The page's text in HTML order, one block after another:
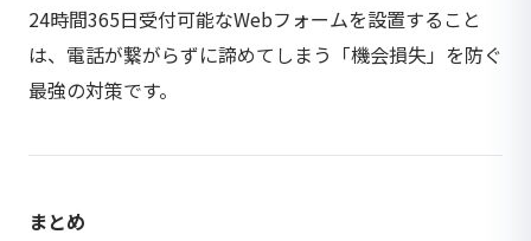
24時間365日受付可能なWebフォームを設置すること
は、電話が繋がらずに諦めてしまう「機会損失」を防ぐ
最強の対策です。
まとめ